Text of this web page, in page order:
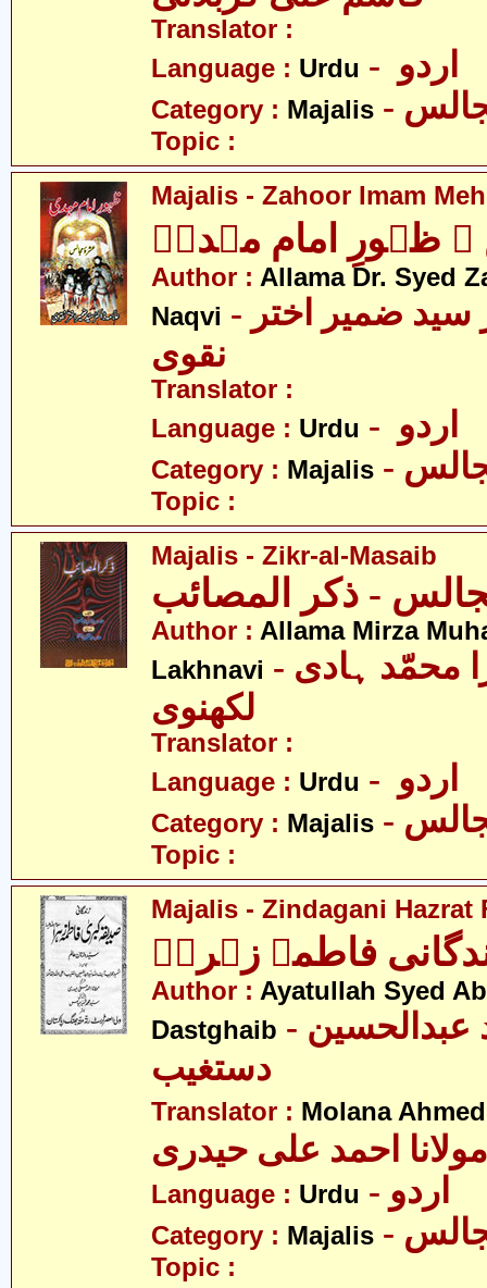
Translator :
Language : Urdu
Category : Majalis
Topic :
Majalis - Zahoor Imam
ظہورِ امام مہدیؑ
Author : Allama Dr. Syed
Naqvi - علامہ ڈاکٹر سید ضمیر اختر
نقوی
Translator :
Language : Urdu
Category : Majalis
Topic :
Majalis - Zikr-al-Masaib
Author : Allama Mirza
Lakhnavi - علامہ مرزا محمّد ہادی
لکھنوی
Translator :
Language : Urdu
Category : Majalis
Topic :
Majalis - Zindagani Hazrat
فاطمہ زہراؑ
Author : Ayatullah Syed
Dastghaib - آیت اللہ سید عبدالحسین
دستغیب
Translator : Molana
مولانا احمد علی حیدری
Language : Urdu - اردو
Category : Majalis
Topic :